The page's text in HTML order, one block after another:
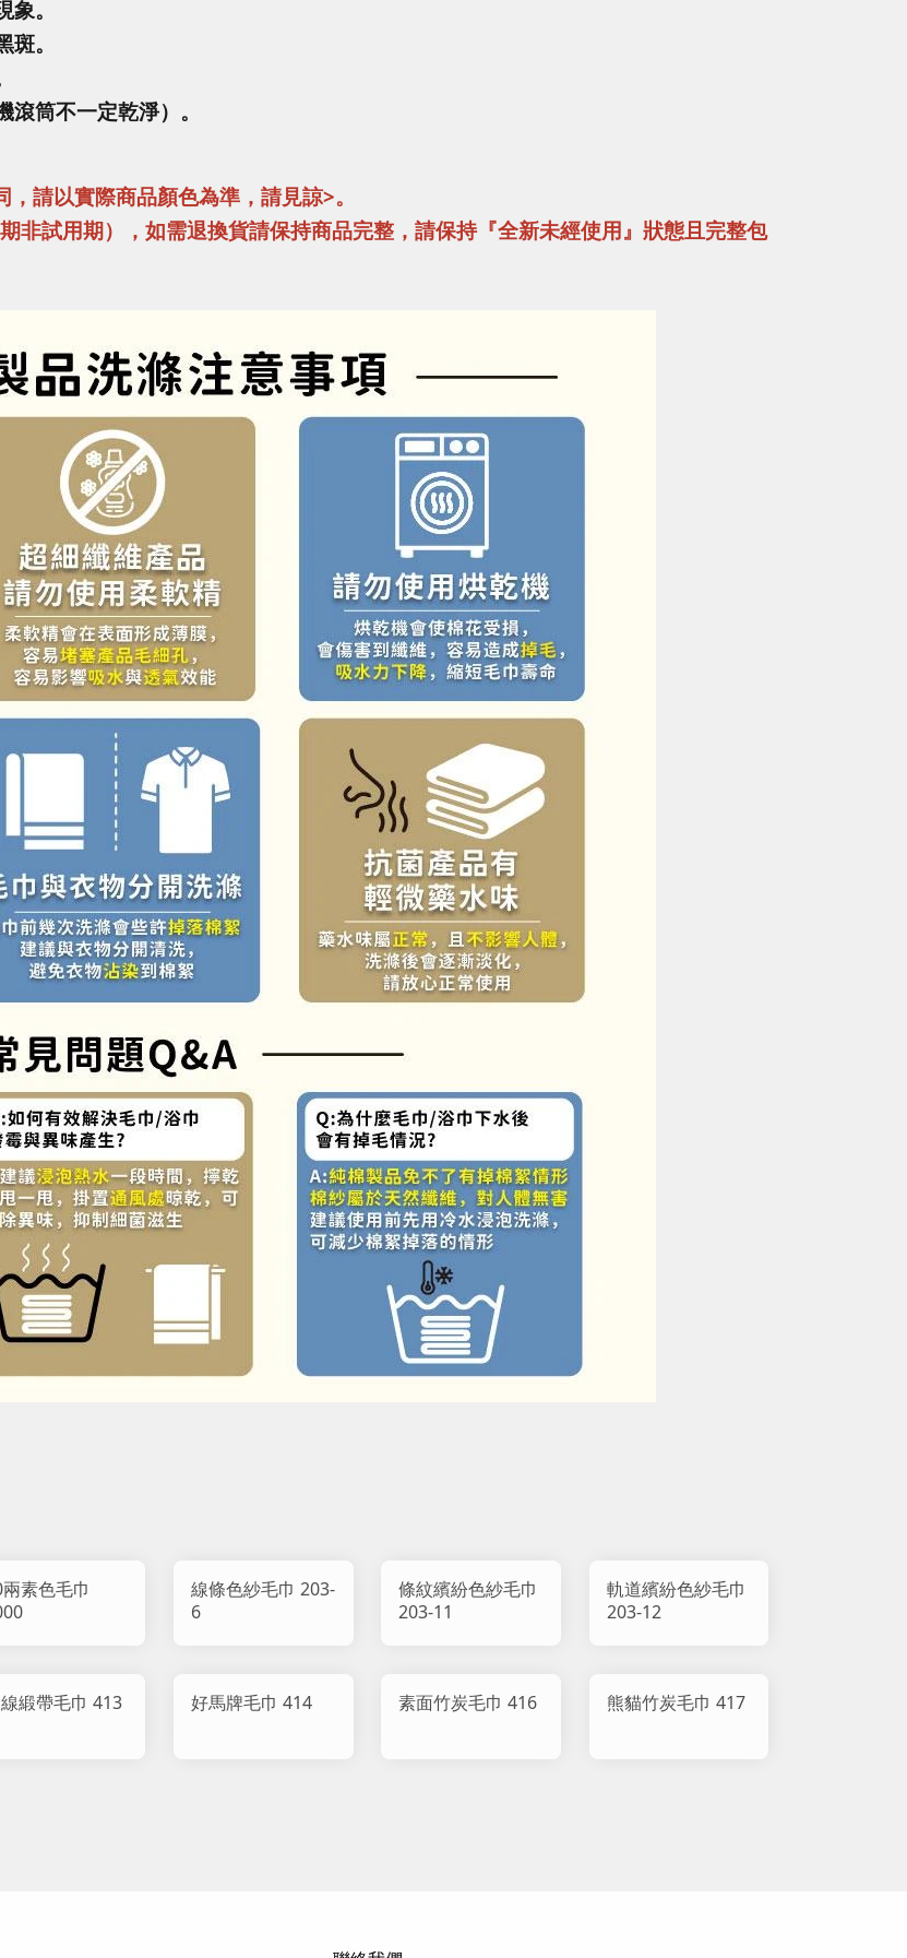
。
。
筒不一定乾淨）。
請以實際商品顏色為準，請見諒>。
非試用期），如需退換貨請保持商品完整，請保持『全新未經使用』狀態且完整包
素色毛巾
線條色紗毛巾 203-
6
條紋繽紛色紗毛巾
203-11
軌道繽紛色紗毛巾
203-12
緞帶毛巾 413 好馬牌毛巾 414 素面竹炭毛巾 416 熊貓竹炭毛巾 417